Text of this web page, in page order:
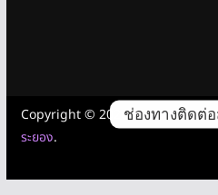
Copyright © 2026สำนักงานเขตพื้
ระยอง.
ช่องทางติดต่